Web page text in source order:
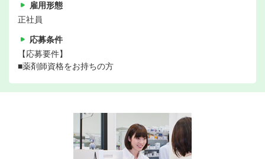
雇用形態
正社員
応募条件
【応募要件】
■薬剤師資格をお持ちの方